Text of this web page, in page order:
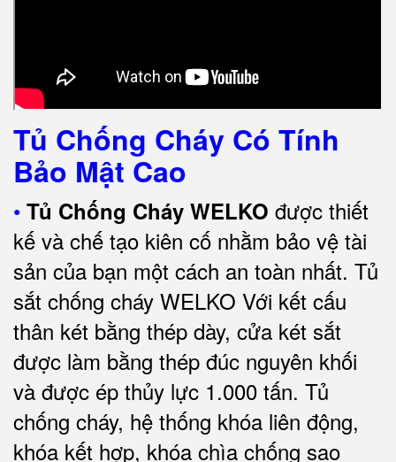
Tủ Chống Cháy Có Tính
Bảo Mật Cao
• Tủ Chống Cháy WELKO được thiết
kế và chế tạo kiên cố nhằm bảo vệ tài
sản của bạn một cách an toàn nhất. Tủ
sắt chống cháy WELKO Với kết cấu
thân két bằng thép dày, cửa két sắt
được làm bằng thép đúc nguyên khối
và được ép thủy lực 1.000 tấn. Tủ
chống cháy, hệ thống khóa liên động,
khóa kết hợp, khóa chìa chống sao